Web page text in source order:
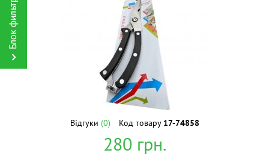
Відгуки (0) Код товару 17-74858
280 грн.